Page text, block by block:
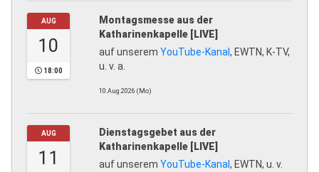
AUG
10
18:00
Montagsmesse aus der
Katharinenkapelle [LIVE]
auf unserem YouTube-Kanal, EWTN, K-TV,
u. v. a.
10.Aug.2026 (Mo)
AUG
11
Dienstagsgebet aus der
Katharinenkapelle [LIVE]
auf unserem YouTube-Kanal, EWTN, u. v.